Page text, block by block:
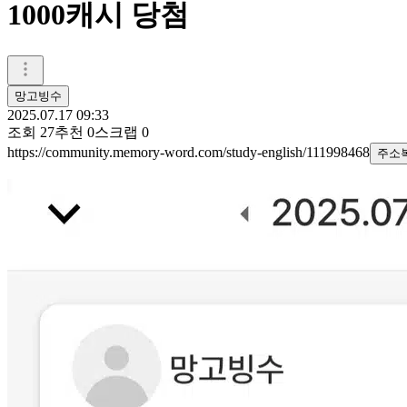
1000캐시 당첨
망고빙수
2025.07.17 09:33
조회 27추천 0스크랩 0
https://community.memory-word.com/study-english/111998468 주소